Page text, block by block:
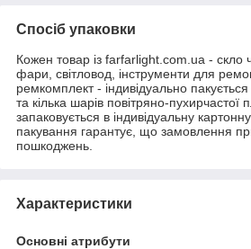
Спосіб упаковки
Кожен товар із farfarlight.com.ua - скло
фари, світловод, інструменти для
ремкомплект - індивідуально
та кілька шарів повітряно-пухирчастої
запаковується в індивідуальну
пакування гарантує, що замовлення
пошкоджень.
Характеристики
Основні атрибути